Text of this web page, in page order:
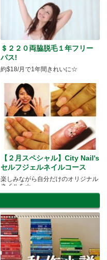
＄２２０両脇脱毛１年フリー
パス!
約$18/月で1年間きれいに☆
【２月スペシャル】City Nail's
セルフジェルネイルコース
楽しみながら自分だけのオリジナル
ネイルを☆